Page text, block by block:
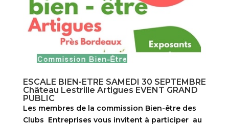
ESCALE BIEN-ETRE SAMEDI 30 SEPTEMBRE
Château Lestrille Artigues EVENT GRAND
PUBLIC
Les membres de la commission Bien-être des
Clubs Entreprises vous invitent à participer au